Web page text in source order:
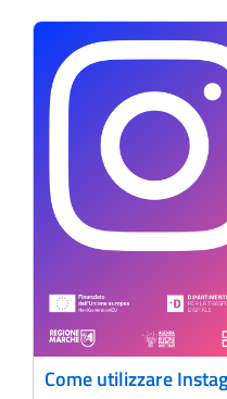
Come utilizzare